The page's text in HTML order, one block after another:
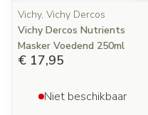
Vichy, Vichy Dercos
Vichy Dercos Nutrients
Masker Voedend 250ml
€ 17,95
Niet beschikbaar